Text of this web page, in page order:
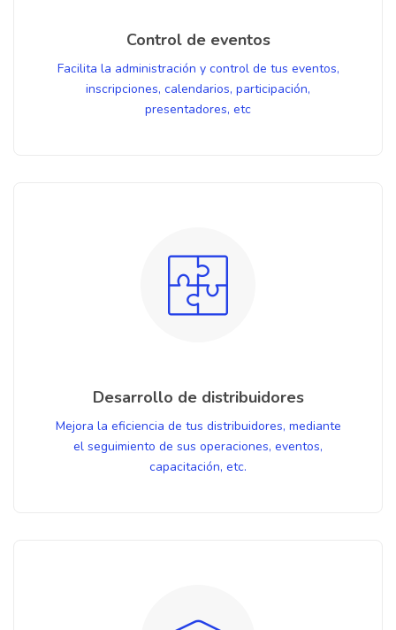
Control de eventos
Facilita la administración y control de tus eventos,
inscripciones, calendarios, participación,
presentadores, etc
Desarrollo de distribuidores
Mejora la eficiencia de tus distribuidores, mediante
el seguimiento de sus operaciones, eventos,
capacitación, etc.